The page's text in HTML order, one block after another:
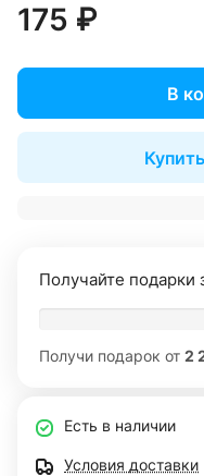
175 ₽
В
Получайте подарки
Получи подарок от 2
Есть в наличии
Условия доставки